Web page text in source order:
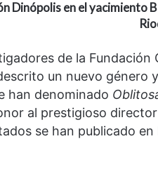
Dinópolis en el yacimiento
de la
un nuevo género
han denominado
al prestigioso
se han publicado
Abre